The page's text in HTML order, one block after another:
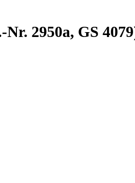
2950a, GS